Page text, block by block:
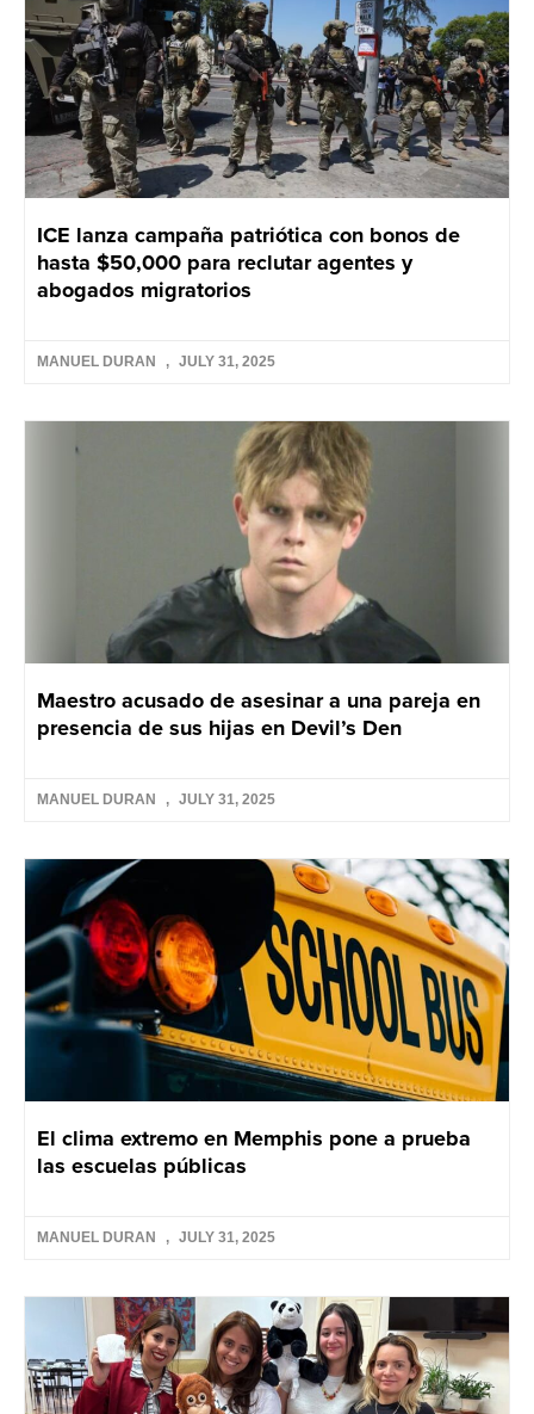
ICE lanza campaña patriótica con bonos de
hasta $50,000 para reclutar agentes y
abogados migratorios
MANUEL DURAN JULY 31, 2025
Maestro acusado de asesinar a una pareja en
presencia de sus hijas en Devil’s Den
MANUEL DURAN JULY 31, 2025
El clima extremo en Memphis pone a prueba
las escuelas públicas
MANUEL DURAN JULY 31, 2025